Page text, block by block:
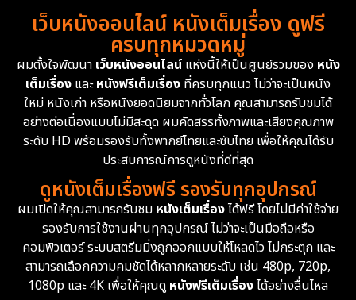
Detective สืบสวน
Disney+ 4
Documentary สารคดี 94
Drama ดราม่า
Dystopian 16
Emotional 61
Epic มหากาพย์ 216
1983
1982
1981
1974
1962
เว็บหนังออนไลน์ หนังเต็มเรื่อง ดูฟรี
ครบทุกหมวดหมู่
ผมตั้งใจพัฒนา เว็บหนังออนไลน์แห่งนี้ให้เป็นศูนย์รวมของ หนัง
เต็มเรื่อง และหนังฟรีเต็มเรื่อง ที่ครบทุกแนว ไม่ว่าจะเป็นหนัง
ใหม่ หนังเก่า หรือหนังยอดนิยมจากทั่วโลก คุณสามารถรับชมได้
อย่างต่อเนื่องแบบไม่มีสะดุด ผมคัดสรรทั้งภาพและเสียงคุณภาพ
ระดับ HD พร้อมรองรับทั้งพากย์ไทยและซับไทย เพื่อให้คุณได้รับ
ประสบการณ์การดูหนังที่ดีที่สุด
ดูหนังเต็มเรื่องฟรี รองรับทุกอุปกรณ์
ผมเปิดให้คุณสามารถรับชม หนังเต็มเรื่องได้ฟรี โดยไม่มีค่าใช้จ่าย
รองรับการใช้งานผ่านทุกอุปกรณ์ ไม่ว่าจะเป็นมือถือหรือ
คอมพิวเตอร์ ระบบสตรีมมิ่งถูกออกแบบให้โหลดไว ไม่กระตุก และ
สามารถเลือกความคมชัดได้หลากหลายระดับ เช่น 480p, 720p,
1080p และ 4K เพื่อให้คุณดูหนังฟรีเต็มเรื่องได้อย่างลื่นไหล